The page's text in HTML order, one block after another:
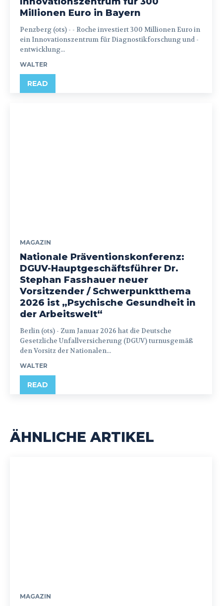
Millionen Euro in Bayern
Penzberg (ots) - - Roche investiert 300 Millionen Euro in
ein Innovationszentrum für Diagnostikforschung und -
entwicklung...
WALTER
READ
MAGAZIN
Nationale Präventionskonferenz:
DGUV-Hauptgeschäftsführer Dr.
Stephan Fasshauer neuer
Vorsitzender / Schwerpunktthema
2026 ist „Psychische Gesundheit in
der Arbeitswelt“
Berlin (ots) - Zum Januar 2026 hat die Deutsche
Gesetzliche Unfallversicherung (DGUV) turnusgemäß
den Vorsitz der Nationalen...
WALTER
READ
ÄHNLICHE ARTIKEL
MAGAZIN